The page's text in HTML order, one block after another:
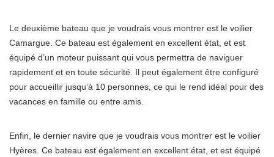
Le deuxième bateau que je voudrais vous montrer est le voilier
Camargue. Ce bateau est également en excellent état, et est
équipé d’un moteur puissant qui vous permettra de naviguer
rapidement et en toute sécurité. Il peut également être configuré
pour accueillir jusqu’à 10 personnes, ce qui le rend idéal pour des
vacances en famille ou entre amis.
Enfin, le dernier navire que je voudrais vous montrer est le voilier
Hyères. Ce bateau est également en excellent état, et est équipé